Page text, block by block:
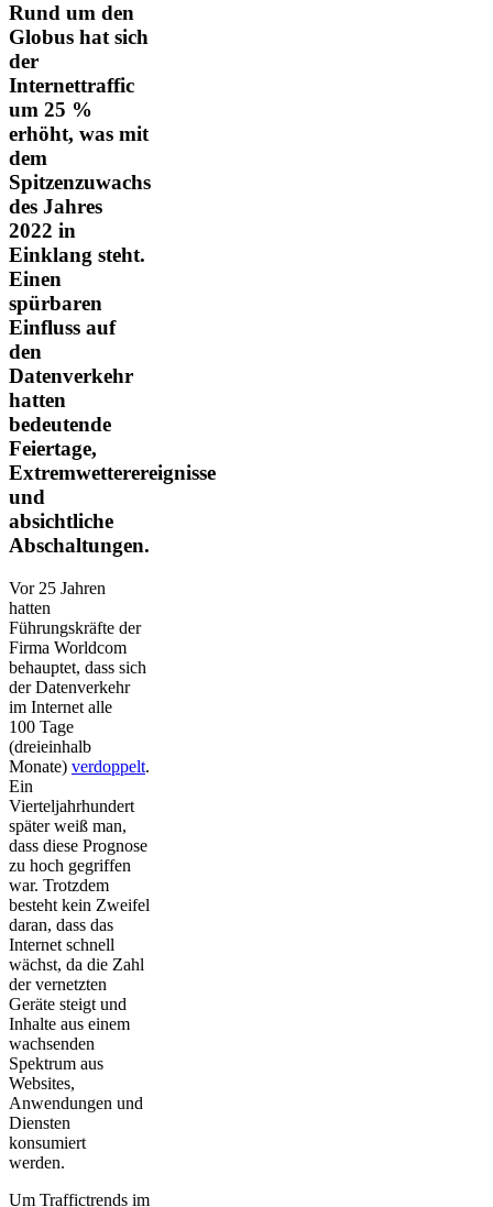
Rund um den
Globus hat sich
der
Internettraffic
um 25 %
erhöht, was mit
dem
Spitzenzuwachs
des Jahres
2022 in
Einklang steht.
Einen
spürbaren
Einfluss auf
den
Datenverkehr
hatten
bedeutende
Feiertage,
Extremwetterereignisse
und
absichtliche
Abschaltungen.
Vor 25 Jahren
hatten
Führungskräfte der
Firma Worldcom
behauptet, dass sich
der Datenverkehr
im Internet alle
100 Tage
(dreieinhalb
Monate) verdoppelt.
Ein
Vierteljahrhundert
später weiß man,
dass diese Prognose
zu hoch gegriffen
war. Trotzdem
besteht kein Zweifel
daran, dass das
Internet schnell
wächst, da die Zahl
der vernetzten
Geräte steigt und
Inhalte aus einem
wachsenden
Spektrum aus
Websites,
Anwendungen und
Diensten
konsumiert
werden.
Um Traffictrends im